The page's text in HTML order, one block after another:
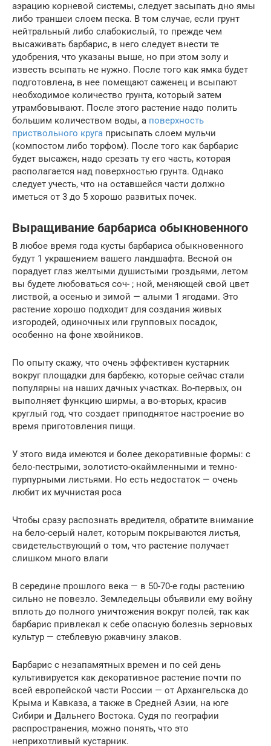
аэрацию корневой системы, следует засыпать дно ямы
либо траншеи слоем песка. В том случае, если грунт
нейтральный либо слабокислый, то прежде чем
высаживать барбарис, в него следует внести те
удобрения, что указаны выше, но при этом золу и
известь всыпать не нужно. После того как ямка будет
подготовлена, в нее помещают саженец и всыпают
необходимое количество грунта, который затем
утрамбовывают. После этого растение надо полить
большим количеством воды, а поверхность
приствольного круга присыпать слоем мульчи
(компостом либо торфом). После того как барбарис
будет высажен, надо срезать ту его часть, которая
располагается над поверхностью грунта. Однако
следует учесть, что на оставшейся части должно
иметься от 3 до 5 хорошо развитых почек.
Выращивание барбариса обыкновенного
В любое время года кусты барбариса обыкновенного
будут 1 украшением вашего ландшафта. Весной он
порадует глаз желтыми душистыми гроздьями, летом
вы будете любоваться соч- ; ной, меняющей свой цвет
листвой, а осенью и зимой — алыми 1 ягодами. Это
растение хорошо подходит для создания живых
изгородей, одиночных или групповых посадок,
особенно на фоне хвойников.
По опыту скажу, что очень эффективен кустарник
вокруг площадки для барбекю, которые сейчас стали
популярны на наших дачных участках. Во-первых, он
выполняет функцию ширмы, а во-вторых, красив
круглый год, что создает приподнятое настроение во
время приготовления пищи.
У этого вида имеются и более декоративные формы: с
бело-пестрыми, золотисто-окаймленными и темно-
пурпурными листьями. Но есть недостаток — очень
любит их мучнистая роса
Чтобы сразу распознать вредителя, обратите внимание
на бело-серый налет, которым покрываются листья,
свидетельствующий о том, что растение получает
слишком много влаги
В середине прошлого века — в 50-70-е годы растению
сильно не повезло. Земледельцы объявили ему войну
вплоть до полного уничтожения вокруг полей, так как
барбарис привлекал к себе опасную болезнь зерновых
культур — стеблевую ржавчину злаков.
Барбарис с незапамятных времен и по сей день
культивируется как декоративное растение почти по
всей европейской части России — от Архангельска до
Крыма и Кавказа, а также в Средней Азии, на юге
Сибири и Дальнего Востока. Судя по географии
распространения, можно понять, что это
неприхотливый кустарник.